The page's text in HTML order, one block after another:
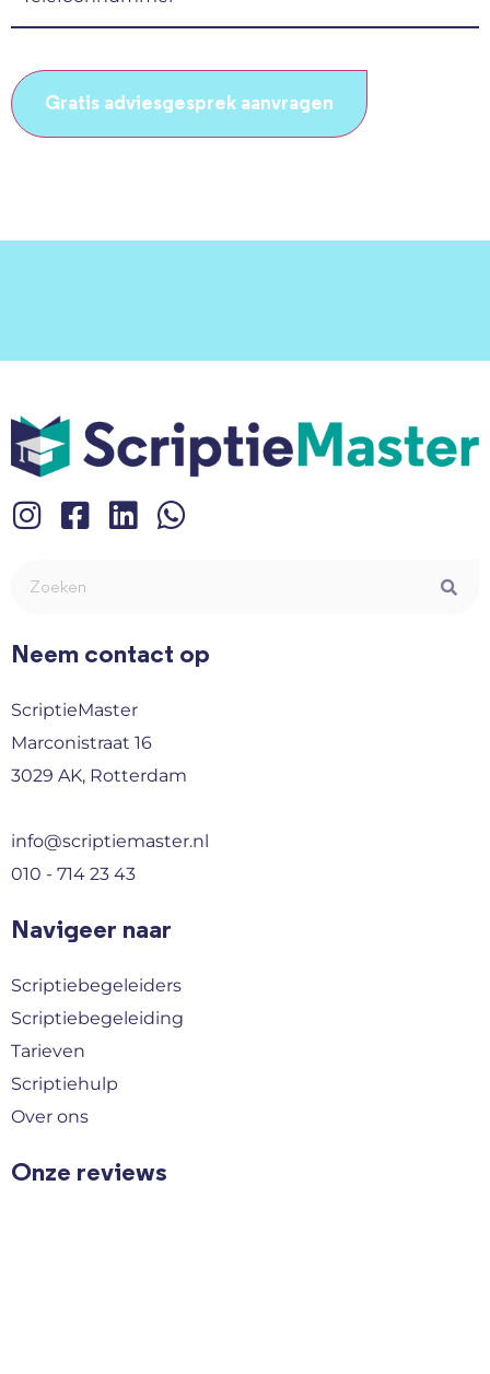
Neem contact op
ScriptieMaster
Marconistraat 16
3029 AK, Rotterdam
info@scriptiemaster.nl
010 - 714 23 43
Navigeer naar
Scriptiebegeleiders
Scriptiebegeleiding
Tarieven
Scriptiehulp
Over ons
Onze reviews